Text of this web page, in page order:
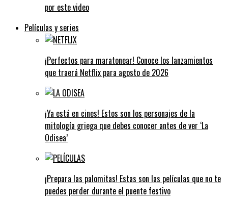
por este video
Películas y series
¡Perfectos para maratonear! Conoce los lanzamientos
que traerá Netflix para agosto de 2026
¡Ya está en cines! Estos son los personajes de la
mitología griega que debes conocer antes de ver ‘La
Odisea’
¡Prepara las palomitas! Estas son las películas que no te
puedes perder durante el puente festivo